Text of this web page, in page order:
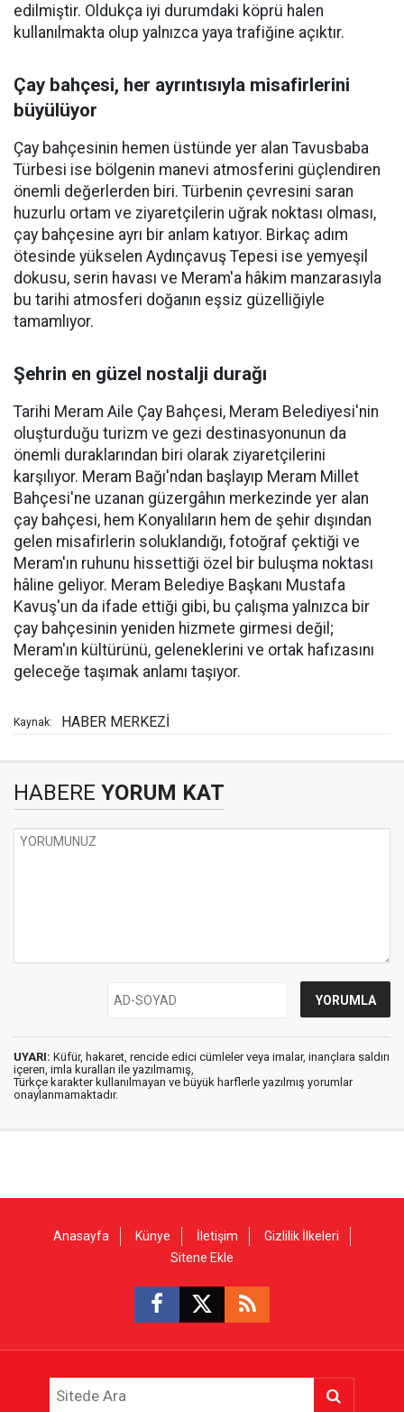
edilmiştir. Oldukça iyi durumdaki köprü halen
kullanılmakta olup yalnızca yaya trafiğine açıktır.
Çay bahçesi, her ayrıntısıyla misafirlerini
büyülüyor
Çay bahçesinin hemen üstünde yer alan Tavusbaba
Türbesi ise bölgenin manevi atmosferini güçlendiren
önemli değerlerden biri. Türbenin çevresini saran
huzurlu ortam ve ziyaretçilerin uğrak noktası olması,
çay bahçesine ayrı bir anlam katıyor. Birkaç adım
ötesinde yükselen Aydınçavuş Tepesi ise yemyeşil
dokusu, serin havası ve Meram'a hâkim manzarasıyla
bu tarihi atmosferi doğanın eşsiz güzelliğiyle
tamamlıyor.
Şehrin en güzel nostalji durağı
Tarihi Meram Aile Çay Bahçesi, Meram Belediyesi'nin
oluşturduğu turizm ve gezi destinasyonunun da
önemli duraklarından biri olarak ziyaretçilerini
karşılıyor. Meram Bağı'ndan başlayıp Meram Millet
Bahçesi'ne uzanan güzergâhın merkezinde yer alan
çay bahçesi, hem Konyalıların hem de şehir dışından
gelen misafirlerin soluklandığı, fotoğraf çektiği ve
Meram'ın ruhunu hissettiği özel bir buluşma noktası
hâline geliyor. Meram Belediye Başkanı Mustafa
Kavuş'un da ifade ettiği gibi, bu çalışma yalnızca bir
çay bahçesinin yeniden hizmete girmesi değil;
Meram'ın kültürünü, geleneklerini ve ortak hafızasını
geleceğe taşımak anlamı taşıyor.
Kaynak: HABER MERKEZİ
HABERE YORUM KAT
UYARI: Küfür, hakaret, rencide edici cümleler veya imalar, inançlara saldırı
içeren, imla kuralları ile yazılmamış,
Türkçe karakter kullanılmayan ve büyük harflerle yazılmış yorumlar
onaylanmamaktadır.
Anasayfa Künye İletişim
Gizlilik İlkeleri
Sitene Ekle